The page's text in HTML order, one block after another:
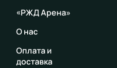
«РЖД Арена»
О нас
Оплата и
доставка